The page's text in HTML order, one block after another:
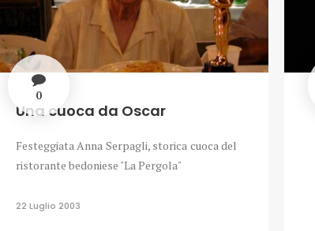
0
Una cuoca da Oscar
Festeggiata Anna Serpagli, storica cuoca del
ristorante bedoniese "La Pergola"
22 Luglio 2003